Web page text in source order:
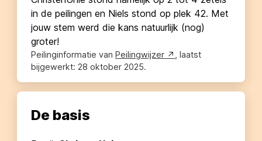
in de peilingen en Niels stond op plek 42. Met
jouw stem werd die kans natuurlijk (nog)
groter!
Peilinginformatie vanPeilingwijzer
, laatst
bijgewerkt:28 oktober 2025.
De basis